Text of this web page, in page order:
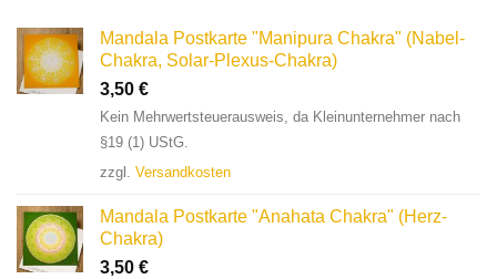
Mandala Postkarte "Manipura Chakra" (Nabel-
Chakra, Solar-Plexus-Chakra)
3,50 €
Kein Mehrwertsteuerausweis, da Kleinunternehmer nach
§19 (1) UStG.
zzgl. Versandkosten
Mandala Postkarte "Anahata Chakra" (Herz-
Chakra)
3,50 €